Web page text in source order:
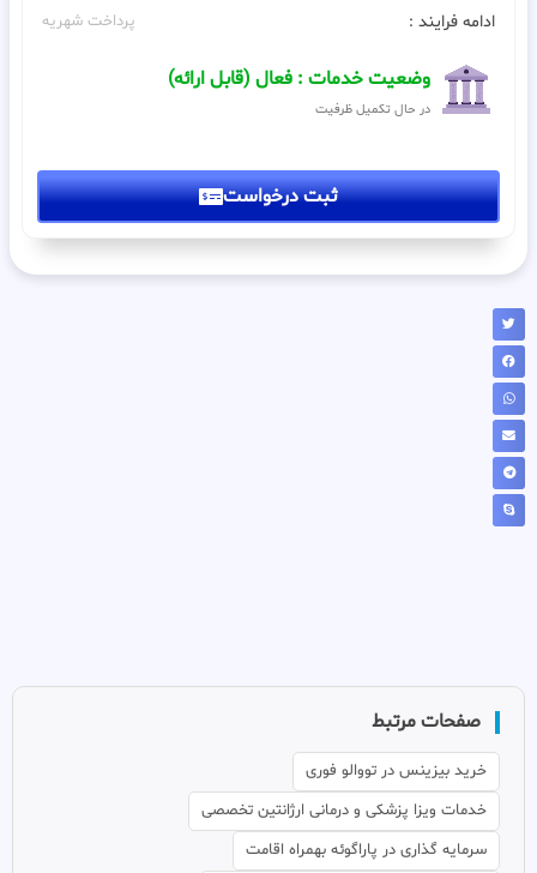
ادامه فرایند : پرداخت شهریه
وضعیت خدمات : فعال (قابل ارائه)
در حال تکمیل ظرفیت
ثبت درخواست
صفحات مرتبط
خرید بیزینس در تووالو فوری
خدمات ویزا پزشکی و درمانی ارژانتین تخصصی
سرمایه گذاری در پاراگوئه بهمراه اقامت